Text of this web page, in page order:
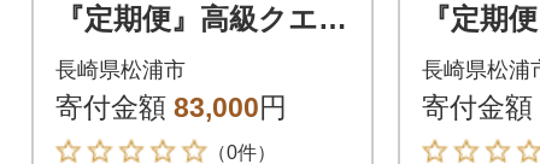
『定期便』高級クエと
高級とらふぐ「毎月
お届け」Aコース全3
回
長崎県松浦市
寄付金額 83,000円
（0件）
『定期
高級と
お届け
回
長崎県松浦
寄付金額